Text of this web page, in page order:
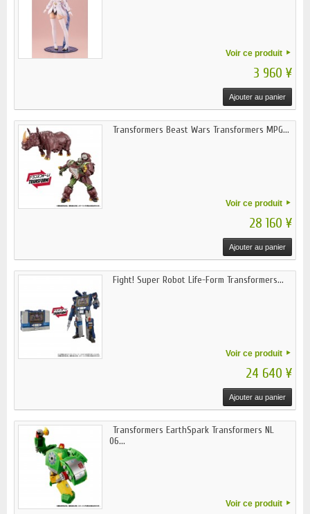
Voir ce produit
3 960 ¥
Ajouter au panier
Transformers Beast Wars Transformers MPG...
Voir ce produit
28 160 ¥
Ajouter au panier
Fight! Super Robot Life-Form Transformers...
Voir ce produit
24 640 ¥
Ajouter au panier
Transformers EarthSpark Transformers NL
06...
Voir ce produit